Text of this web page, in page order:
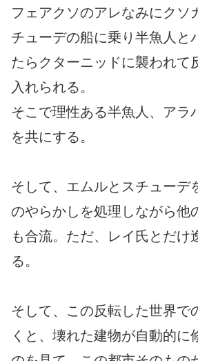
フェアクソのアレなみにクソ
チューデの船に乗り半魚人と
たらクターニッドに襲われて
入れられる。
そこで理性ある半魚人、アラ
を共にする。
そして、エムルとスチューデ
のやらかしを処理しながら他
も合流。ただ、レイ氏とだけ
る。
そして、この反転した世界で
くと、壊れた建物が自動的に